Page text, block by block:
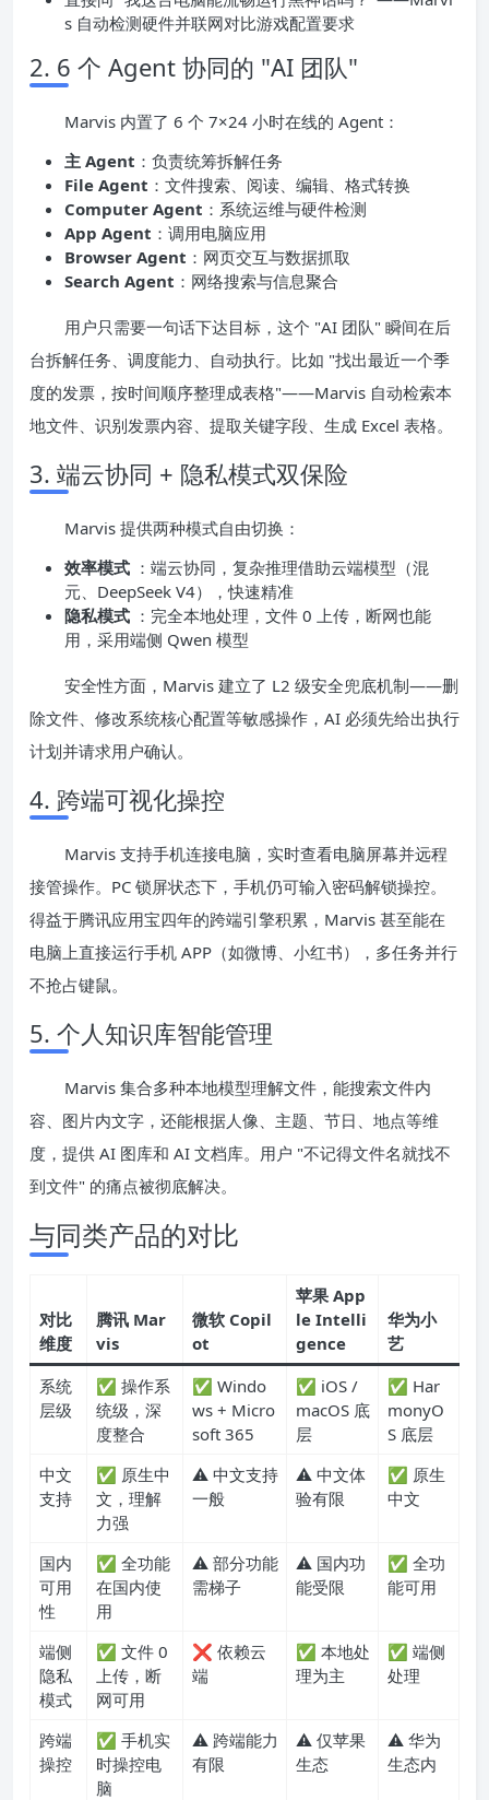
s 自动检测硬件并联网对比游戏配置要求
2. 6 个 Agent 协同的 "AI 团队"
Marvis 内置了 6 个 7×24 小时在线的 Agent：
主 Agent ：负责统筹拆解任务
File Agent ：文件搜索、阅读、编辑、格式转换
Computer Agent ：系统运维与硬件检测
App Agent ：调用电脑应用
Browser Agent ：网页交互与数据抓取
Search Agent ：网络搜索与信息聚合
用户只需要一句话下达目标，这个 "AI 团队" 瞬间在后
台拆解任务、调度能力、自动执行。比如 "找出最近一个季
度的发票，按时间顺序整理成表格"——Marvis 自动检索本
地文件、识别发票内容、提取关键字段、生成 Excel 表格。
3. 端云协同 + 隐私模式双保险
Marvis 提供两种模式自由切换：
效率模式 ：端云协同，复杂推理借助云端模型（混
元、DeepSeek V4），快速精准
隐私模式 ：完全本地处理，文件 0 上传，断网也能
用，采用端侧 Qwen 模型
安全性方面，Marvis 建立了 L2 级安全兜底机制——删
除文件、修改系统核心配置等敏感操作，AI 必须先给出执行
计划并请求用户确认。
4. 跨端可视化操控
Marvis 支持手机连接电脑，实时查看电脑屏幕并远程
接管操作。PC 锁屏状态下，手机仍可输入密码解锁操控。
得益于腾讯应用宝四年的跨端引擎积累，Marvis 甚至能在
电脑上直接运行手机 APP（如微博、小红书），多任务并行
不抢占键鼠。
5. 个人知识库智能管理
Marvis 集合多种本地模型理解文件，能搜索文件内
容、图片内文字，还能根据人像、主题、节日、地点等维
度，提供 AI 图库和 AI 文档库。用户 "不记得文件名就找不
到文件" 的痛点被彻底解决。
与同类产品的对比
对比
维度
腾讯 Mar
vis
微软 Copil
ot
苹果 App
le Intelli
gence
华为小
艺
系统
层级
✅ 操作系
统级，深
度整合
✅ Windo
ws + Micro
soft 365
✅ iOS /
macOS 底
层
✅ Har
monyO
S 底层
中文
支持
✅ 原生中
文，理解
力强
⚠️ 中文支持
一般
⚠️ 中文体
验有限
✅ 原生
中文
国内
可用
性
✅ 全功能
在国内使
用
⚠️ 部分功能
需梯子
⚠️ 国内功
能受限
✅ 全功
能可用
端侧
隐私
模式
✅ 文件 0
上传，断
网可用
❌ 依赖云
端
✅ 本地处
理为主
✅ 端侧
处理
跨端
操控
✅ 手机实
时操控电
脑
⚠️ 跨端能力
有限
⚠️ 仅苹果
生态
⚠️ 华为
生态内